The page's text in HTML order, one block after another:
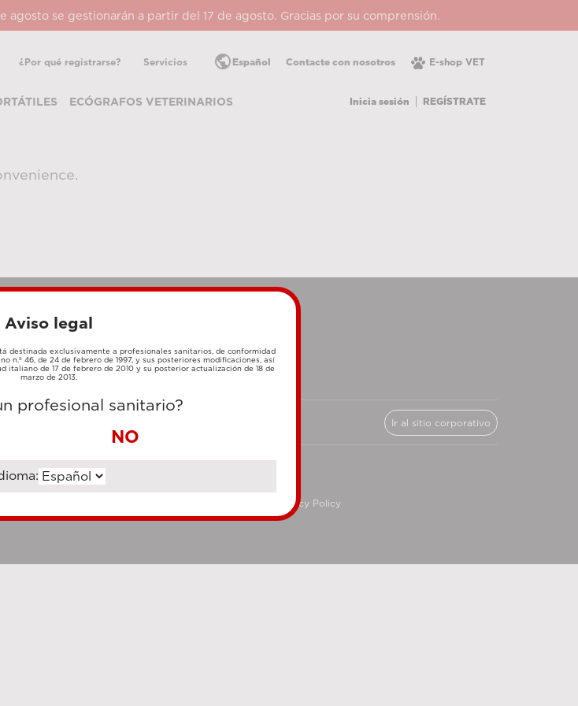
agosto se gestionarán a partir del 17 de agosto. Gracias por su comprensión.
¿Por qué registrarse? Servicios E-shop VET
Contacte con nosotros
public Español
ECÓGRAFOS VETERINARIOS Inicia sesión REGÍSTRATE
TRANSFERENCIA
BANCARIA
Ir al sitio corporativo
Privacy Policy
Aviso legal
destinada exclusivamente a profesionales sanitarios, de conformidad
n.º 46, de 24 de febrero de 1997, y sus posteriores modificaciones, así
italiano de 17 de febrero de 2010 y su posterior actualización de 18 de
marzo de 2013.
profesional sanitario?
NO